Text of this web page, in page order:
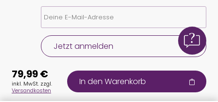
Jetzt anmelden
79,99 €
inkl. MwSt. zzgl.
Versandkosten
In den Warenkorb